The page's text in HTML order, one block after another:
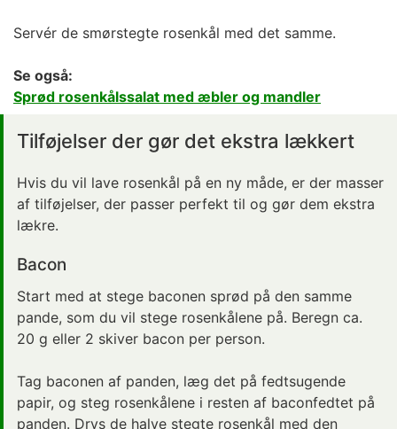
Servér de smørstegte rosenkål med det samme.
Se også:
Sprød rosenkålssalat med æbler og mandler
Tilføjelser der gør det ekstra lækkert
Hvis du vil lave rosenkål på en ny måde, er der masser
af tilføjelser, der passer perfekt til og gør dem ekstra
lækre.
Bacon
Start med at stege baconen sprød på den samme
pande, som du vil stege rosenkålene på. Beregn ca.
20 g eller 2 skiver bacon per person.
Tag baconen af panden, læg det på fedtsugende
papir, og steg rosenkålene i resten af baconfedtet på
panden. Drys de halve stegte rosenkål med den